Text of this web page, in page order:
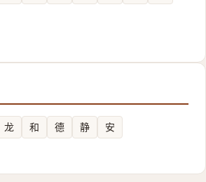
龙 和 德 静 安